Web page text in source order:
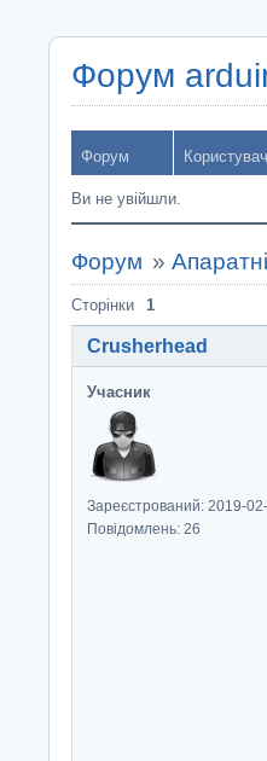
Форум
Форум
Ви не увійшли.
Форум »
Сторінки 1
Crusherhead
Учасник
Зареєстрований: 2019-
Повідомлень: 26